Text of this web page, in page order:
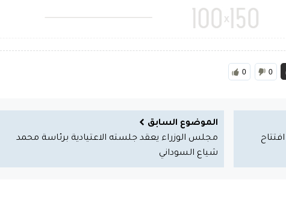
0 0
الموضوع السابق
مجلس الوزراء يعقد جلسته الاعتيادية برئاسة محمد
شياع السوداني